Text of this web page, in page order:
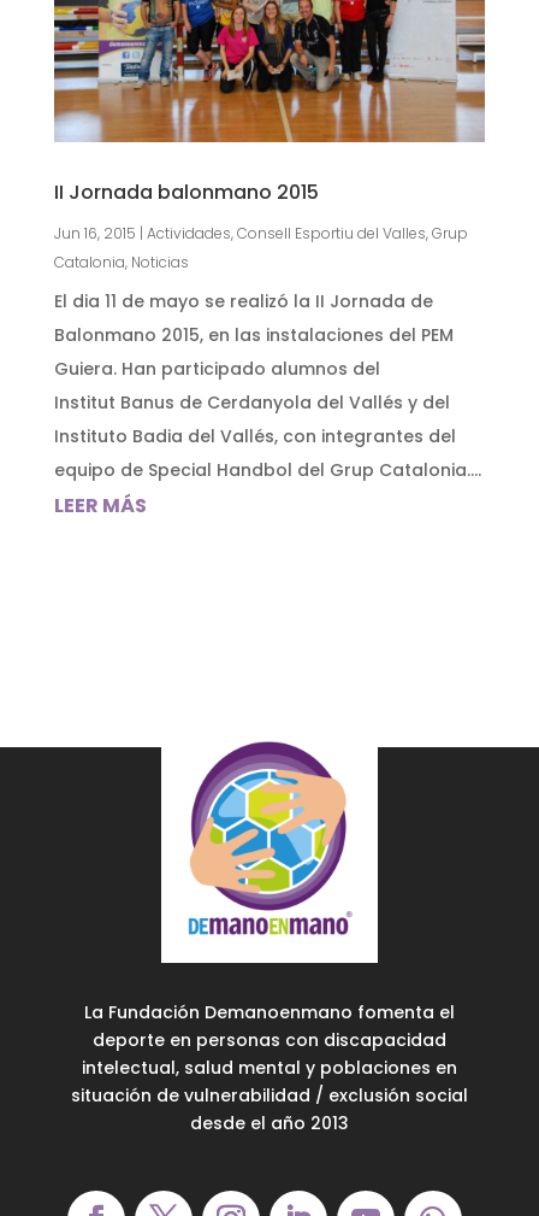
II Jornada balonmano 2015
Jun 16, 2015 | Actividades,Consell Esportiu del Valles,Grup
Catalonia, Noticias
El dia 11 de mayo se realizó la II Jornada de
Balonmano 2015, en las instalaciones del PEM
Guiera. Han participado alumnos del
Institut Banus de Cerdanyola del Vallés y del
Instituto Badia del Vallés, con integrantes del
equipo de Special Handbol del Grup Catalonia....
LEER MÁS
La Fundación Demanoenmano fomenta el
deporte en personas con discapacidad
intelectual, salud mental y poblaciones en
situación de vulnerabilidad / exclusión social
desde el año 2013